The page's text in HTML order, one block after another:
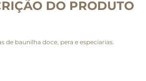
DO PRODUTO
baunilha doce, pera e especiarias.